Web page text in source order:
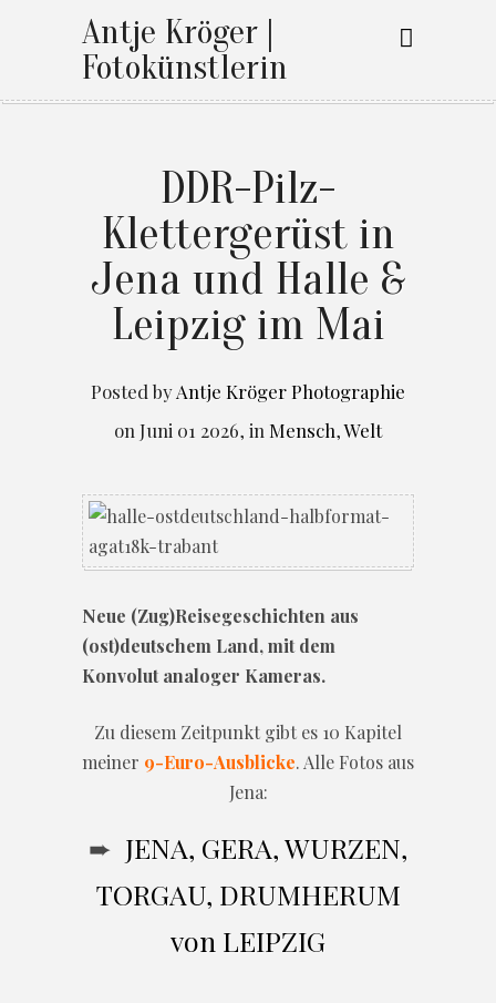
Antje Kröger |
Fotokünstlerin
DDR-Pilz-
Klettergerüst in
Jena und Halle &
Leipzig im Mai
Posted byAntje Kröger Photographie
on Juni 01 2026, in Mensch,Welt
Neue (Zug)Reisegeschichten aus
(ost)deutschem Land, mit dem
Konvolut analoger Kameras.
Zu diesem Zeitpunkt gibt es 10 Kapitel
meiner 9-Euro-Ausblicke. Alle Fotos aus
Jena:
➨ JENA, GERA, WURZEN,
TORGAU, DRUMHERUM
von LEIPZIG